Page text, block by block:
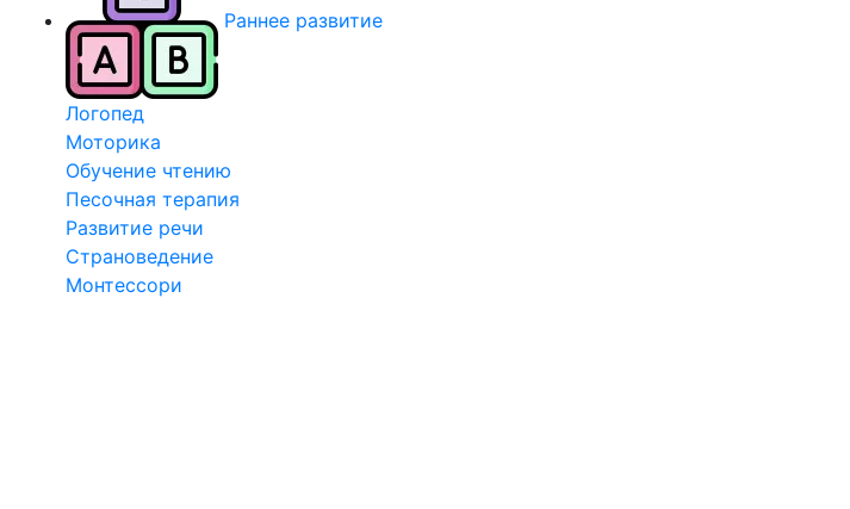
Раннее развитие
Логопед
Моторика
Обучение чтению
Песочная терапия
Развитие речи
Страноведение
Монтессори